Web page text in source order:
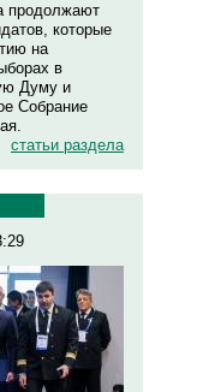
продолжают
которые
на
в
Думу и
Собрание
статьи раздела